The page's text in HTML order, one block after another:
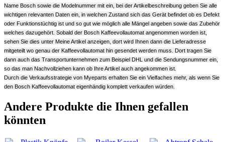
Name Bosch sowie die Modelnummer mit ein, bei der Artikelbeschreibung geben Sie alle
wichtigen relevanten Daten ein, in welchen Zustand sich das Gerät befindet ob es Defekt
oder Funktionstüchtig ist und so gut wie möglich alle Mängel angeben sowie das Zubehör
welches dazugehört. Sobald der Bosch Kaffeevollautomat angenommen worden ist,
sehen Sie dies unter Meine Artikel anzeigen, dort wird Ihnen dann die Lieferadresse
mitgeteilt wo genau der Kaffeevollautomat hin gesendet werden muss. Dort tragen Sie
dann auch das Transportunternehmen zum Beispiel DHL und die Sendungsnummer ein,
so das man Nachvollziehen kann ob Ihre Artikel auch angekommen ist.
Durch die Verkaufsstrategie von Myeparts erhalten Sie ein Vielfaches mehr, als wenn Sie
den Bosch Kaffeevollautomat eigenhändig komplett verkaufen würden.
Andere Produkte die Ihnen gefallen
könnten